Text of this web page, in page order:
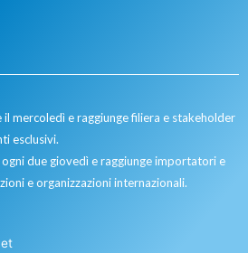
mercoledì e raggiunge filiera e stakeholder
esclusivi.
due giovedì e raggiunge importatori e
e organizzazioni internazionali.